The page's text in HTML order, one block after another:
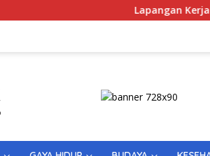
Lapangan Kerja Bagi Mahasiswa